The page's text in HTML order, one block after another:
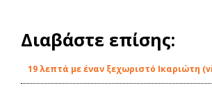
Διαβάστε επίσης:
19 λεπτά με έναν ξεχωριστό Ικαριώτη